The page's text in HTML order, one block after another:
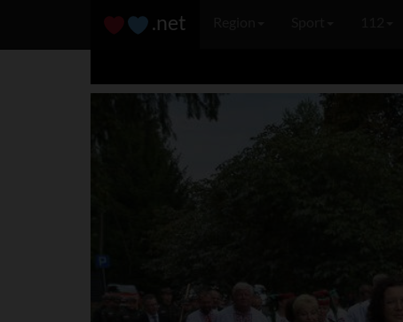
.net